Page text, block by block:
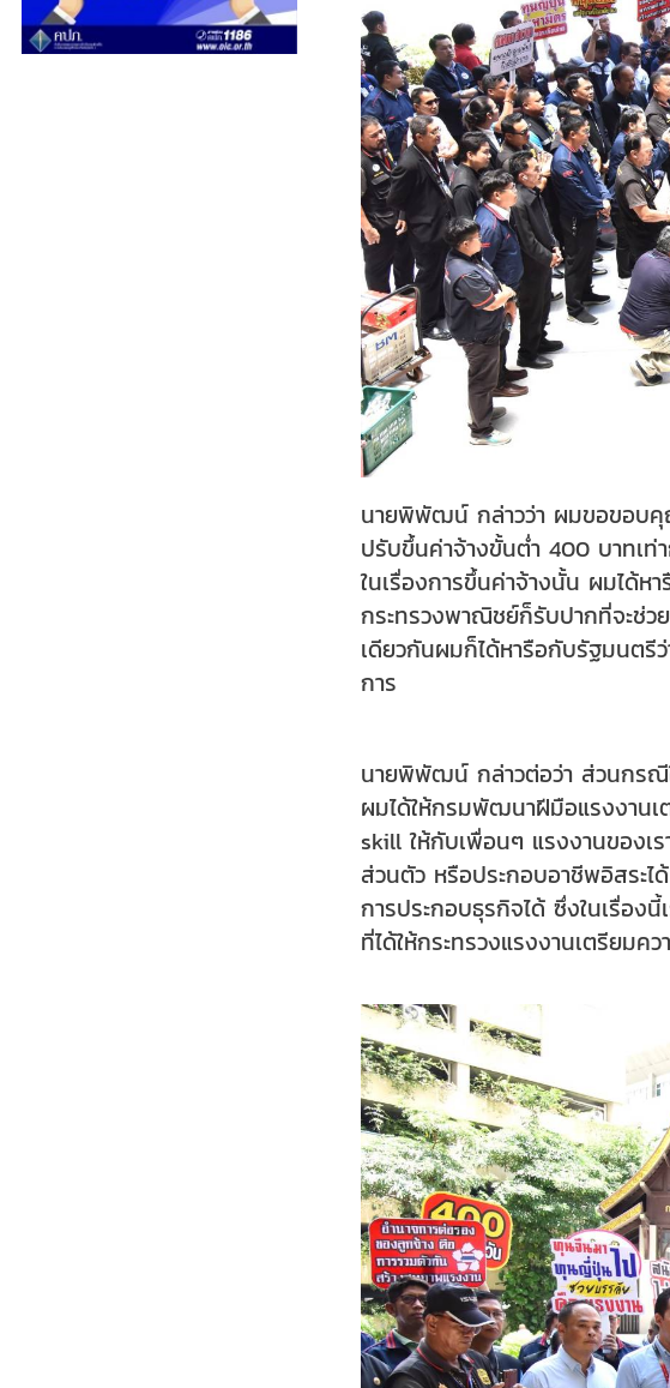
นายพิพัฒน์ กล่าวว่า ผมขอขอบคุ
ปรับขึ้นค่าจ้างขั้นต่ำ 400 บาทเท่
ในเรื่องการขึ้นค่าจ้างนั้น ผมได้
กระทรวงพาณิชย์ก็รับปากที่จะช่ว
เดียวกันผมก็ได้หารือกับรัฐมนตรี
การ
นายพิพัฒน์ กล่าวต่อว่า ส่วนกรณี
ผมได้ให้กรมพัฒนาฝีมือแรงงาน
skill ให้กับเพื่อนๆ แรงงานของเ
ส่วนตัว หรือประกอบอาชีพอิสระ
การประกอบธุรกิจได้ ซึ่งในเรื่อง
ที่ได้ให้กระทรวงแรงงานเตรียม